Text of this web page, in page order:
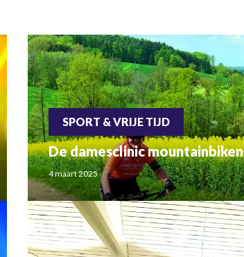
SPORT & VRIJE TIJD
De damesclinic mountainbiken
4 maart 2025